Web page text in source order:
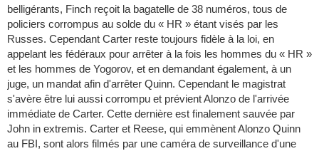
belligérants, Finch reçoit la bagatelle de 38 numéros, tous de
policiers corrompus au solde du « HR » étant visés par les
Russes. Cependant Carter reste toujours fidèle à la loi, en
appelant les fédéraux pour arrêter à la fois les hommes du « HR »
et les hommes de Yogorov, et en demandant également, à un
juge, un mandat afin d'arrêter Quinn. Cependant le magistrat
s'avère être lui aussi corrompu et prévient Alonzo de l'arrivée
immédiate de Carter. Cette dernière est finalement sauvée par
John in extremis. Carter et Reese, qui emmènent Alonzo Quinn
au FBI, sont alors filmés par une caméra de surveillance d'une